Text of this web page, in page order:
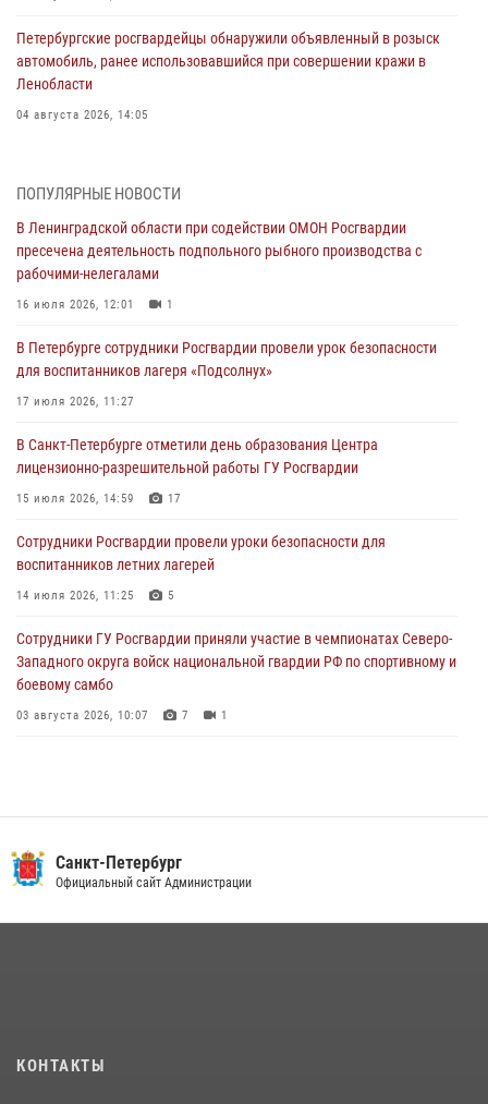
Петербургские росгвардейцы обнаружили объявленный в розыск
автомобиль, ранее использовавшийся при совершении кражи в
Ленобласти
04 августа 2026, 14:05
также оказали доврачебную помощь пострадавшим
03 августа 2026, 14:15 3 1
Росгвардейцы приняли участие в Большом семейном фестивале
03 августа 2026, 13:26
В Ленинградской области сотрудники Росгвардии обнаружили
пропавшего мальчика с нарушением слуха и помогли ему вернуться
домой
В Санкт-Петербурге при содействии СОБР Росгвардии задержаны
подозреваемые в мошеннических действиях
Сотрудники ГУ Росгвардии приняли участие в чемпионатах Северо-
Западного округа войск национальной гвардии РФ по спортивному и
03 августа 2026, 10:07 7 1
ПОПУЛЯРНЫЕ НОВОСТИ
В Ленинградской области при содействии ОМОН Росгвардии
пресечена деятельность подпольного рыбного производства с
рабочими-нелегалами
16 июля 2026, 12:01 1
В Петербурге сотрудники Росгвардии провели урок безопасности
для воспитанников лагеря «Подсолнух»
17 июля 2026, 11:27
В Санкт-Петербурге отметили день образования Центра
лицензионно-разрешительной работы ГУ Росгвардии
15 июля 2026, 14:59 17
Сотрудники Росгвардии провели уроки безопасности для
воспитанников летних лагерей
14 июля 2026, 11:25 5
Сотрудники ГУ Росгвардии приняли участие в чемпионатах Северо-
Западного округа войск национальной гвардии РФ по спортивному и
боевому самбо
03 августа 2026, 10:07 7 1
В Красногвардейском районе росгвардейцы задержали хулигана,
угрожавшего мужчине пневматическим пистолетом
на III Международном петербургском цифровом форуме
Санкт-Петербург
Официальный сайт Администрации
КОНТАКТЫ